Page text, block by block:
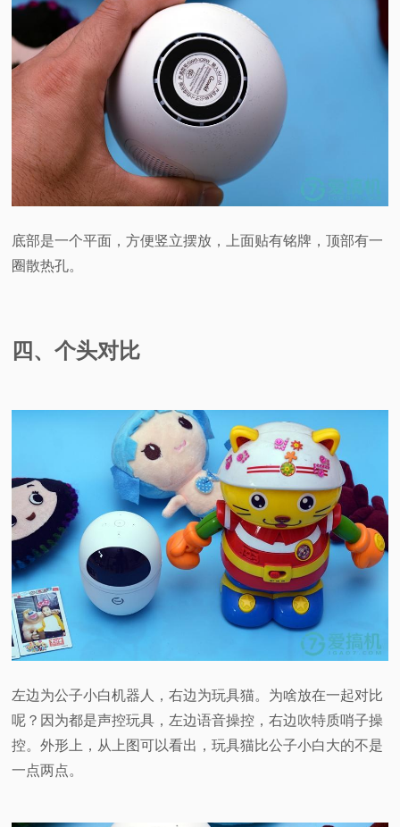
底部是一个平面，方便竖立摆放，上面贴有铭牌，顶部有一
圈散热孔。
四、个头对比
左边为公子小白机器人，右边为玩具猫。为啥放在一起对比
呢？因为都是声控玩具，左边语音操控，右边吹特质哨子操
控。外形上，从上图可以看出，玩具猫比公子小白大的不是
一点两点。